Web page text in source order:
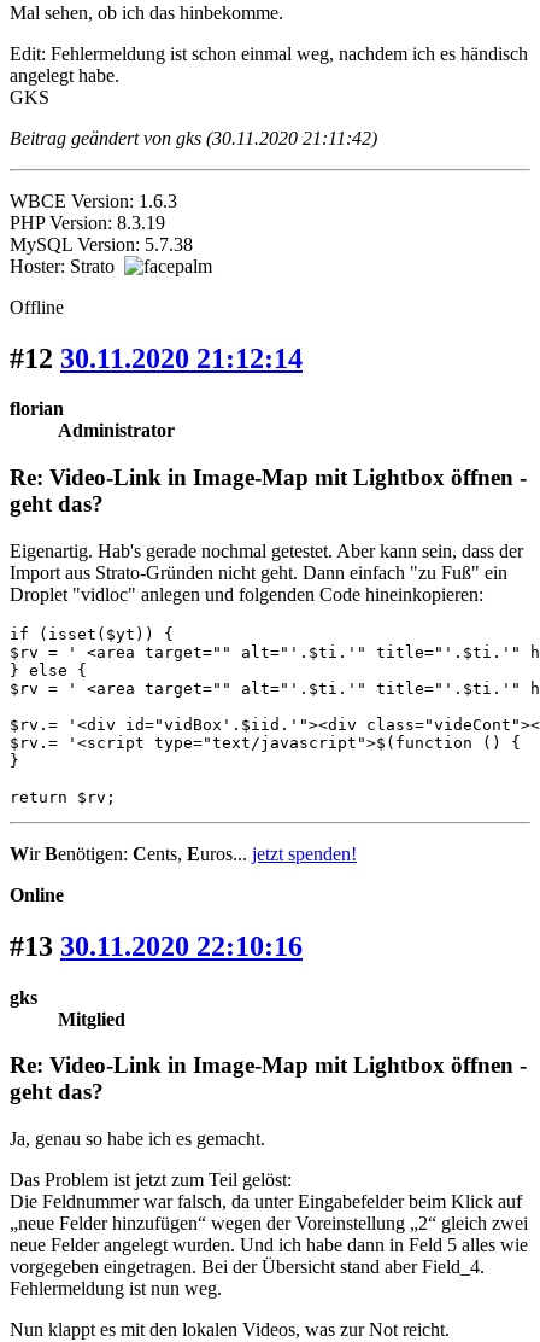
Mal sehen, ob ich das hinbekomme.
Edit: Fehlermeldung ist schon einmal weg, nachdem ich es händisch
angelegt habe.
GKS
Beitrag geändert von gks (30.11.2020 21:11:42)
WBCE Version: 1.6.3
PHP Version: 8.3.19
MySQL Version: 5.7.38
Hoster: Strato
Offline
#12 30.11.2020 21:12:14
florian
Administrator
Re: Video-Link in Image-Map mit Lightbox öffnen -
geht das?
Eigenartig. Hab's gerade nochmal getestet. Aber kann sein, dass der
Import aus Strato-Gründen nicht geht. Dann einfach "zu Fuß" ein
Droplet "vidloc" anlegen und folgenden Code hineinkopieren:
if (isset($yt)) {
$rv = ' <area target="" alt="'.$ti.'" title="'.$ti.'"
} else {
$rv = ' <area target="" alt="'.$ti.'" title="'.$ti.'"
$rv.= '<div id="vidBox'.$iid.'"><div
$rv.= '<script type="text/javascript">$(function () {
}
return $rv;
WirBenötigen: Cents, Euros... jetzt spenden!
Online
#13 30.11.2020 22:10:16
gks
Mitglied
Re: Video-Link in Image-Map mit Lightbox öffnen -
geht das?
Ja, genau so habe ich es gemacht.
Das Problem ist jetzt zum Teil gelöst:
Die Feldnummer war falsch, da unter Eingabefelder beim Klick auf
„neue Felder hinzufügen“ wegen der Voreinstellung „2“ gleich zwei
neue Felder angelegt wurden. Und ich habe dann in Feld 5 alles wie
vorgegeben eingetragen. Bei der Übersicht stand aber Field_4.
Fehlermeldung ist nun weg.
Nun klappt es mit den lokalen Videos, was zur Not reicht.